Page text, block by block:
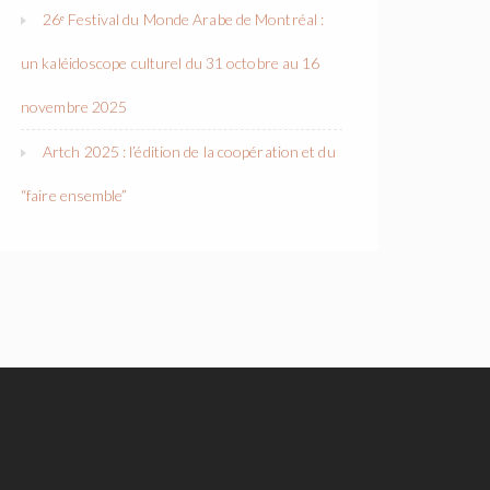
26ᵉ Festival du Monde Arabe de Montréal :
un kaléidoscope culturel du 31 octobre au 16
novembre 2025
Artch 2025 : l’édition de la coopération et du
“faire ensemble”